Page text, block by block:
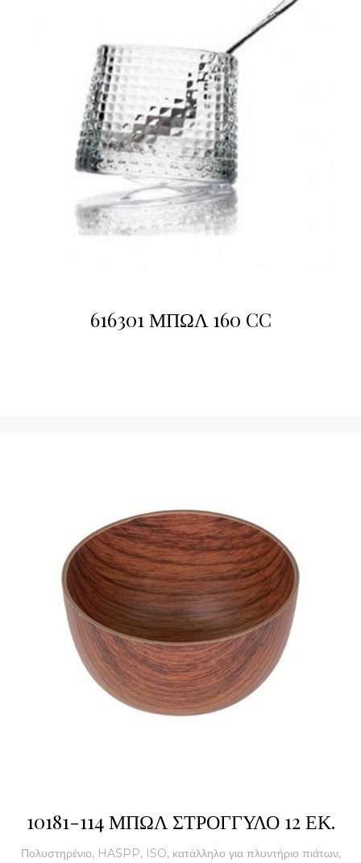
616301 ΜΠΩΛ 160 CC
10181-114 ΜΠΩΛ ΣΤΡΟΓΓΥΛΟ 12 ΕΚ.
Πολυστηρένιο, HASPP, ISO, κατάλληλο για πλυντήριο πιάτων,